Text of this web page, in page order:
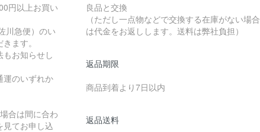
円以上お買い
川急便）のい
ます。
お知らせし
運のいずれか
合は間に合わ
見てお申し込
良品と交換
（ただし一点物などで交換する在庫がない場合
は代金をお返しします。送料は弊社負担）
返品期限
商品到着より7日以内
返品送料